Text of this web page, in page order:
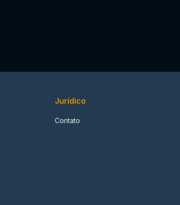
Jurídico
Contato